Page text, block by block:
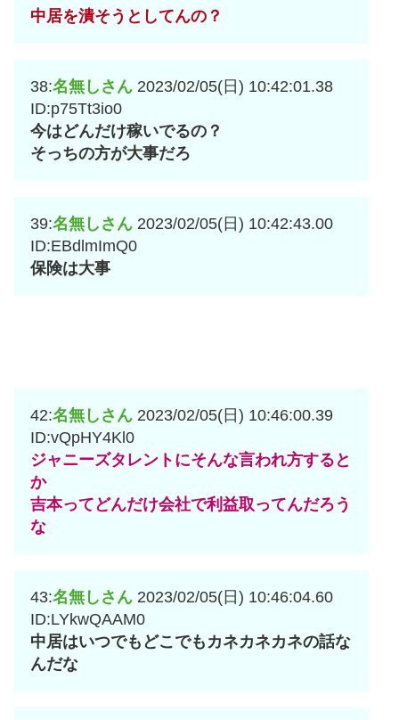
中居を潰そうとしてんの？
38:名無しさん 2023/02/05(日) 10:42:01.38
ID:p75Tt3io0
今はどんだけ稼いでるの？
そっちの方が大事だろ
39:名無しさん 2023/02/05(日) 10:42:43.00
ID:EBdlmImQ0
保険は大事
42:名無しさん 2023/02/05(日) 10:46:00.39
ID:vQpHY4Kl0
ジャニーズタレントにそんな言われ方すると
か
吉本ってどんだけ会社で利益取ってんだろう
な
43:名無しさん 2023/02/05(日) 10:46:04.60
ID:LYkwQAAM0
中居はいつでもどこでもカネカネカネの話な
んだな